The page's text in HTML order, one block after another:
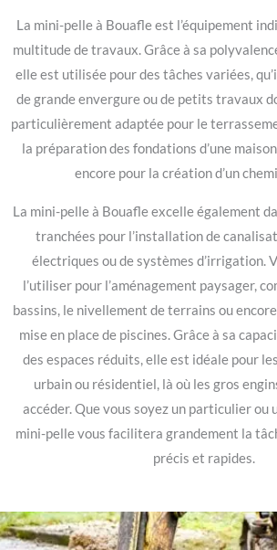
La mini-pelle à Bouafle est l’équipement
multitude de travaux. Grâce à sa
elle est utilisée pour des tâches variées,
de grande envergure ou de petits travaux
particulièrement adaptée pour le
la préparation des fondations d’une
encore pour la création d’un
La mini-pelle à Bouafle excelle également
tranchées pour l’installation de
électriques ou de systèmes d’irrigation.
l’utiliser pour l’aménagement paysager,
bassins, le nivellement de terrains ou
mise en place de piscines. Grâce à sa
des espaces réduits, elle est idéale pour
urbain ou résidentiel, là où les gros
accéder. Que vous soyez un particulier ou
mini-pelle vous facilitera grandement la
précis et rapides.